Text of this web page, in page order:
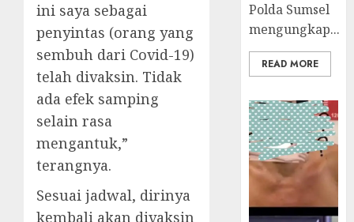
ini saya sebagai
penyintas (orang yang
sembuh dari Covid-19)
telah divaksin. Tidak
ada efek samping
selain rasa
mengantuk,”
terangnya.
Sesuai jadwal, dirinya
kembali akan divaksin
Polda Sumsel
mengungkap...
READ MORE